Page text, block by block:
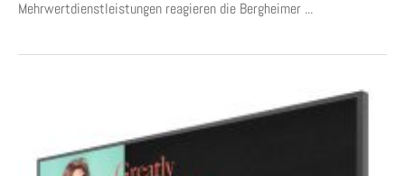
Mehrwertdienstleistungen reagieren die Bergheimer ...